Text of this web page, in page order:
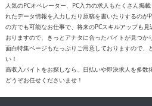
人気のPCオペレーター、PC入力の求人もたくさん掲
れたデータ情報を入力したり原稿を書いたりするのが
の方でも可能なお仕事で、将来のPCスキルアップも
おりますので、きっとアナタに合ったバイトが見つか
面白特集ページもたっぷりご用意しておりますので、
い！
高収入バイトをお探しなら、日払いや即決求人を多
どうぞお任せくださいませ！